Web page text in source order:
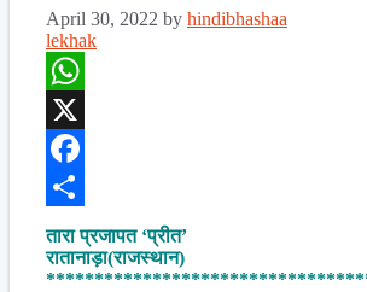
April 30, 2022 by hindibhashaa
lekhak
WhatsApp
X
Facebook
Share
तारा प्रजापत ‘प्रीत’
रातानाड़ा(राजस्थान)